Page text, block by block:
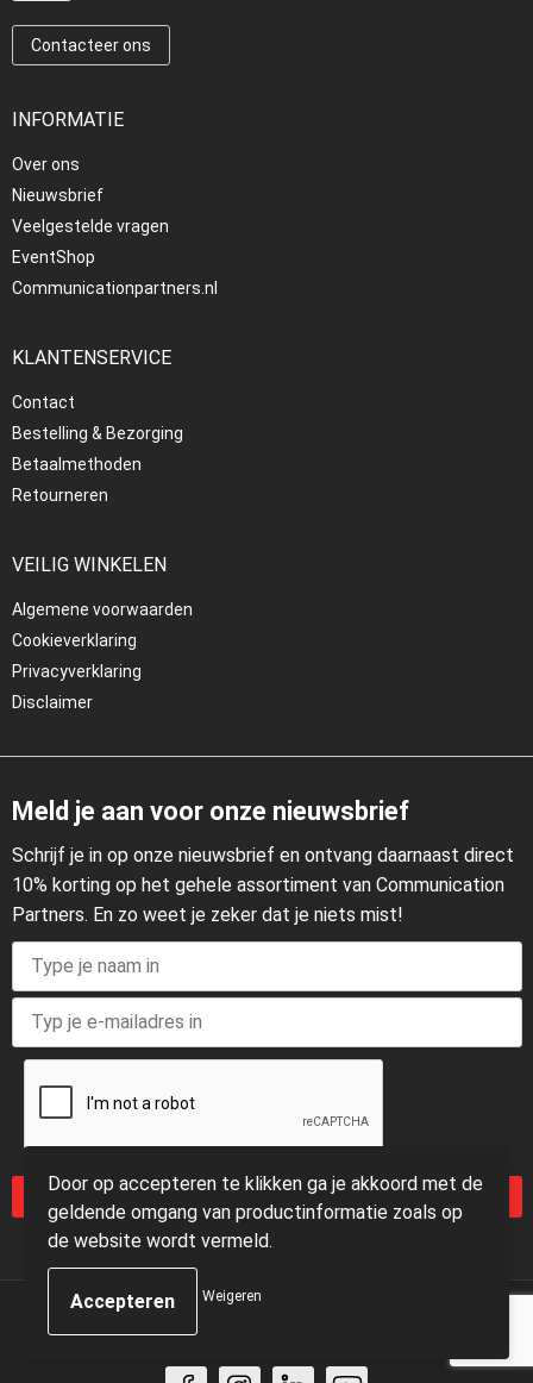
Contacteer ons
INFORMATIE
Over ons
Nieuwsbrief
Veelgestelde vragen
EventShop
Communicationpartners.nl
KLANTENSERVICE
Contact
Bestelling & Bezorging
Betaalmethoden
Retourneren
VEILIG WINKELEN
Algemene voorwaarden
Cookieverklaring
Privacyverklaring
Disclaimer
Meld je aan voor onze nieuwsbrief
Schrijf je in op onze nieuwsbrief en ontvang daarnaast direct
10% korting op het gehele assortiment van Communication
Partners. En zo weet je zeker dat je niets mist!
Inschrijven
Door op accepteren te klikken ga je akkoord met de
geldende omgang van productinformatie zoals op
de website wordt vermeld.
Weigeren